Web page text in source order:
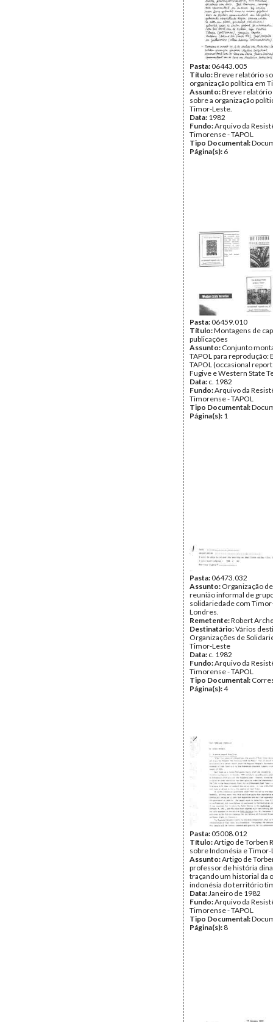
Pasta:06443.005
Título:Breve relatório
organização política em
Assunto:Breve
sobre a organização
Timor-Leste.
Data: 1982
Fundo:Arquivo da
Timorense - TAPOL
Tipo Documental:
Página(s): 6
Pasta:06459.010
Título:Montagens de
publicações
Assunto: Conjunto
TAPOL para reprodução:
TAPOL (occasional
Fugive e Western State
Data: c. 1982
Fundo:Arquivo da
Timorense - TAPOL
Tipo Documental:
Página(s): 1
Pasta:06473.032
Assunto: Organização
reunião informal de
solidariedade com
Londres.
Remetente:Robert
Destinatário:Vários
Organizações de
Timor-Leste
Data: c. 1982
Fundo:Arquivo da
Timorense - TAPOL
Tipo Documental:
Página(s):4
Pasta:05008.012
Título:Artigo de Torben
sobre Indonésia e
Assunto:Artigo de
professor de história
traçando um historial da
indonésia do território
Data:Janeiro de 1982
Fundo:Arquivo da
Timorense - TAPOL
Tipo Documental:
Página(s): 8